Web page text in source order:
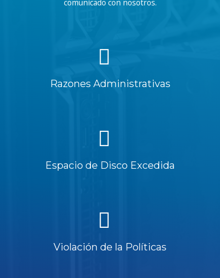
comunicado con nosotros.
Razones Administrativas
Espacio de Disco Excedida
Violación de la Políticas